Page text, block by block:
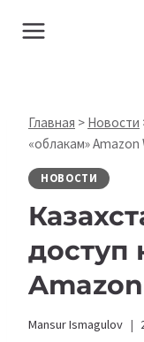
Главная > Новости
«облакам» Amazon
НОВОСТИ
доступ
Mansur Ismagulov